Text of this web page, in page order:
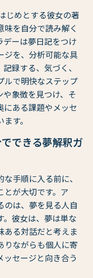
じめとする彼女の著
を自分で読み解く
デーは夢日記をつけ
ジを、分析可能な具
録する、気づく、
ルで明快なステップ
象徴を見つけ、そ
にある課題やメッセ
す。
できる夢解釈ガ
手順に入る前に、
とが大切です。ア
のは、夢を見る人自
。彼女は、夢は単な
ある対話だと考えま
りながらも個人に寄
ッセージと向き合う